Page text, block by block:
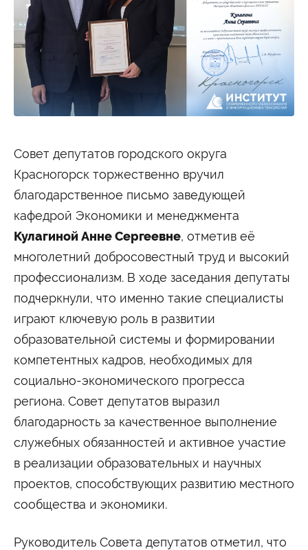
Студенту
Военно-учетный стол Миграционный учет
Библиотека
Полезные ссылки
Антиплагиат
Карта москвича
Центр правовой помощи
Новости и Объявления
Статьи
Второе высшее
Формы обучения
Очная форма обучения
Очно-заочная форма обучения
Заочная форма обучения
Мероприятия
Дни открытых дверей
Выездные студенческие мероприятия
Университетские субботы
Контакты
Администрация Приёмная комиссия
Подписаться на нас
 
Министерство науки и высшего образования
Российской Федерации
Министерство просвещения Российской
Совет депутатов городского округа
Красногорск торжественно вручил
благодарственное письмо заведующей
кафедрой Экономики и менеджмента
Кулагиной Анне Сергеевне, отметив её
многолетний добросовестный труд и высокий
профессионализм. В ходе заседания депутаты
подчеркнули, что именно такие специалисты
играют ключевую роль в развитии
образовательной системы и формировании
компетентных кадров, необходимых для
социально-экономического прогресса
региона. Совет депутатов выразил
благодарность за качественное выполнение
служебных обязанностей и активное участие
в реализации образовательных и научных
проектов, способствующих развитию местного
сообщества и экономики.
Руководитель Совета депутатов отметил, что